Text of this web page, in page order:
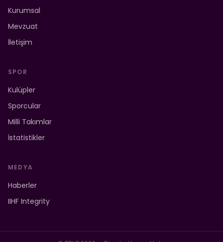
Kurumsal
Mevzuat
İletişim
SPOR
Kulüpler
Sporcular
Milli Takımlar
İstatistikler
MEDYA
Haberler
IIHF Integrity